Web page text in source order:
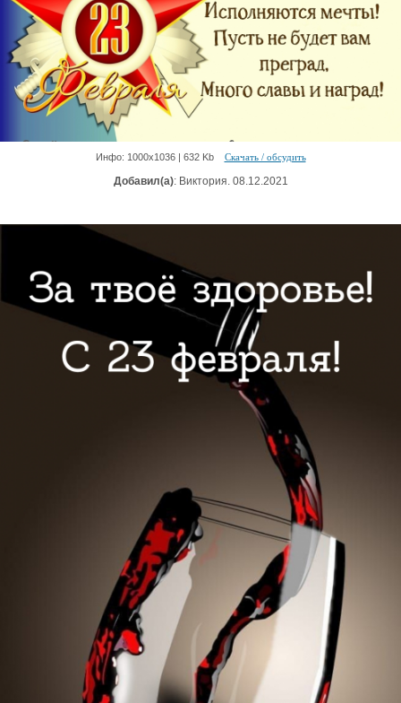
Инфо: 1000х1036 | 632 Kb Скачать / обсудить
Добавил(а): Виктория. 08.12.2021